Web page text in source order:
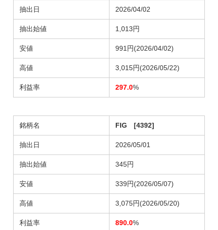
抽出日 2026/04/02
抽出始値 1,013円
安値 991円(2026/04/02)
高値 3,015円(2026/05/22)
利益率 297.0%
銘柄名 FIG [4392]
抽出日 2026/05/01
抽出始値 345円
安値 339円(2026/05/07)
高値 3,075円(2026/05/20)
利益率 890.0%